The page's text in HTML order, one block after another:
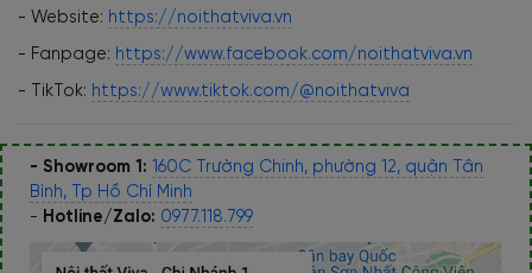
- Website: https://noithatviva.vn
- Fanpage: https://www.facebook.com/noithatviva.vn
- TikTok: https://www.tiktok.com/@noithatviva
- Showroom 1: 160C Trường Chinh, phường 12, quận Tân
Bình, Tp Hồ Chí Minh
- Hotline/Zalo: 0977.118.799